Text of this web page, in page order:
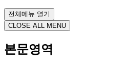
전체메뉴 열기
CLOSE ALL MENU
본문영역